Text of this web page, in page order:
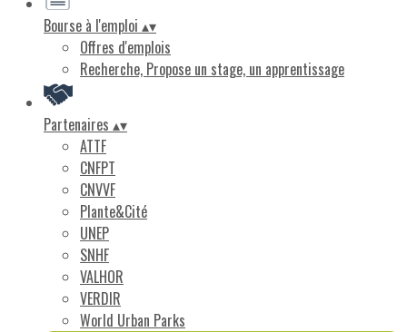
Bourse à l'emploi ▴▾
Offres d'emplois
Recherche, Propose un stage, un apprentissage
Partenaires ▴▾
ATTF
CNFPT
CNVVF
Plante&Cité
UNEP
SNHF
VALHOR
VERDIR
World Urban Parks